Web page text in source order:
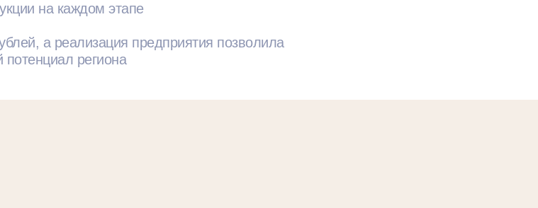
на каждом этапе
а реализация предприятия позволила
потенциал региона